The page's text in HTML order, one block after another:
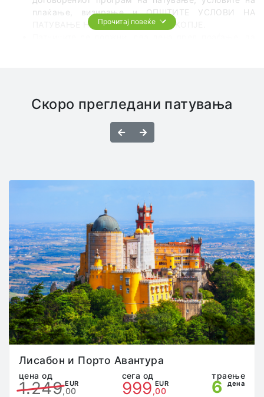
плаќање, визирање и ОПШТИТЕ УСЛОВИ НА
ПАТУВАЊЕ НА ТА ЦЕЛ СВЕТ од СКОПЈЕ.
патување и да ги почитува важечките законски
царински прописи.
Во превозните средства најстрого е забрането
пушење, конзумирање на алкохол и опојни
останат на своите места и не смеат истите да ги
напуштаат на места кои не се предвидени за пауза
(граници, чек-поинт станици, патарини итн). Во
случај патникот да го напушти возилото без
претходен договор со претставникот на
агенцијата, истиот сам ги сноси сите трошоци и
последици.
Патникот кој преку неадекватно однесување, ги
вознемирува останатите патници или смета на
шоферите и/или придружникот на групата во
својата работа, ќе биде одма исклучен од
патувањето и целата одговорност преоѓа на него/
неа, без право на жалба и враќање на пари.
Патникот е должен да ја почитува “саатницата”
одредена од страна на претставникот на
претставникот на агенцијата има право да го
Прочитај повеќе
Скоро прегледани патувања
НазадНапред
Лисабон и Порто Авантура
цена од
1.249 EUR
,00
сега од
999 EUR
,00
траење
6 дена